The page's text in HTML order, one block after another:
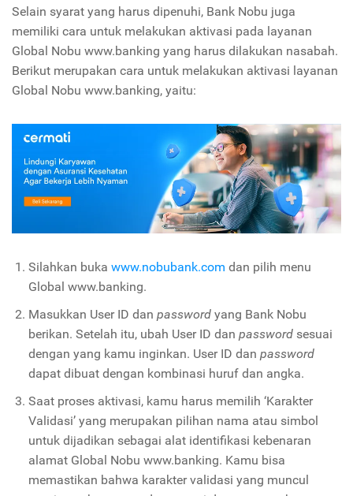
Selain syarat yang harus dipenuhi, Bank Nobu juga
memiliki cara untuk melakukan aktivasi pada layanan
Global Nobu www.banking yang harus dilakukan nasabah.
Berikut merupakan cara untuk melakukan aktivasi layanan
Global Nobu www.banking, yaitu:
Silahkan buka www.nobubank.com dan pilih menu
Global www.banking.
Masukkan User ID dan passwordyang Bank Nobu
berikan. Setelah itu, ubah User ID dan passwordsesuai
dengan yang kamu inginkan. User ID dan password
dapat dibuat dengan kombinasi huruf dan angka.
Saat proses aktivasi, kamu harus memilih ‘Karakter
Validasi’ yang merupakan pilihan nama atau simbol
untuk dijadikan sebagai alat identifikasi kebenaran
alamat Global Nobu www.banking. Kamu bisa
memastikan bahwa karakter validasi yang muncul